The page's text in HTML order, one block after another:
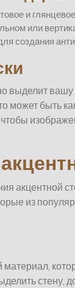
и
или
создания
выделит
может быть
акцентной
из
стену,